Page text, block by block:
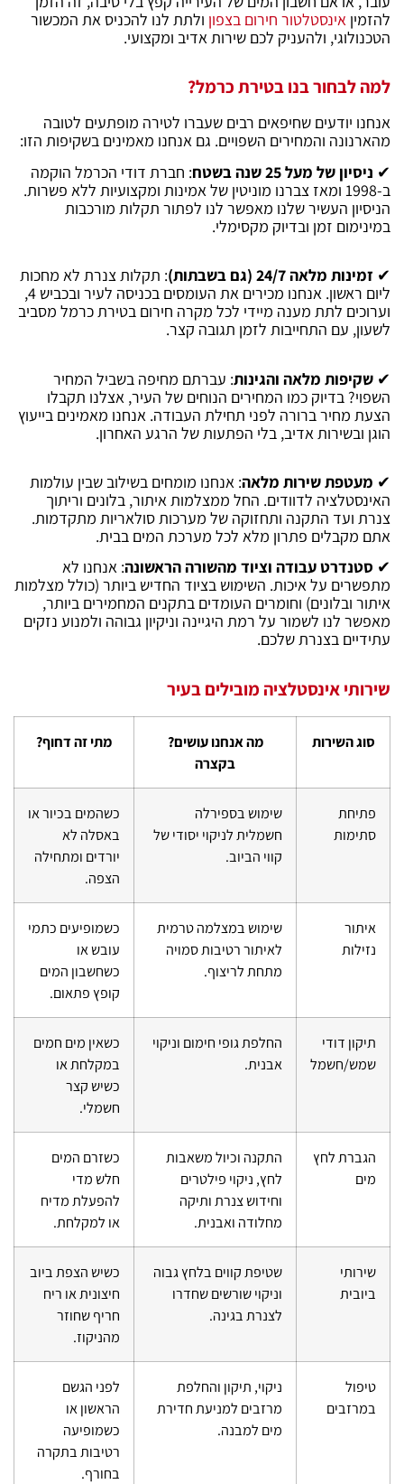
להזמין אינסטלטור חירום בצפון ולתת לנו להכניס את המכשור
הטכנולוגי, ולהעניק לכם שירות אדיב ומקצועי.
למה לבחור בנו בטירת כרמל?
אנחנו יודעים שחיפאים רבים שעברו לטירה מופתעים לטובה
מהארנונה והמחירים השפויים. גם אנחנו מאמינים בשקיפות הזו:
✔ ניסיון של מעל 25 שנה בשטח
: חברת דודי הכרמל הוקמה
ב-1998 ומאז צברנו מוניטין של אמינות ומקצועיות ללא פשרות.
הניסיון העשיר שלנו מאפשר לנו לפתור תקלות מורכבות
במינימום זמן ובדיוק מקסימלי.
✔ זמינות מלאה 24/7 (גם בשבתות)
: תקלות צנרת לא מחכות
ליום ראשון. אנחנו מכירים את העומסים בכניסה לעיר ובכביש 4,
וערוכים לתת מענה מיידי לכל מקרה חירום בטירת כרמל מסביב
לשעון, עם התחייבות לזמן תגובה קצר.
✔ שקיפות מלאה והגינות: עברתם מחיפה בשביל המחיר
השפוי? בדיוק כמו המחירים הנוחים של העיר, אצלנו תקבלו
הצעת מחיר ברורה לפני תחילת העבודה. אנחנו מאמינים בייעוץ
הוגן ובשירות אדיב, בלי הפתעות של הרגע האחרון.
✔ מעטפת שירות מלאה: אנחנו מומחים בשילוב שבין עולמות
האינסטלציה לדוודים. החל ממצלמות איתור, בלונים וריתוך
צנרת ועד התקנה ותחזוקה של מערכות סולאריות מתקדמות.
אתם מקבלים פתרון מלא לכל מערכת המים בבית.
✔ סטנדרט עבודה וציוד מהשורה הראשונה: אנחנו לא
מתפשרים על איכות. השימוש בציוד החדיש ביותר (כולל מצלמות
איתור ובלונים) וחומרים העומדים בתקנים המחמירים ביותר,
מאפשר לנו לשמור על רמת היגיינה וניקיון גבוהה ולמנוע נזקים
עתידיים בצנרת שלכם.
שירותי אינסטלציה מובילים בעיר
סוג השירות
מה אנחנו עושים?
בקצרה
מתי זה דחוף?
פתיחת
סתימות
שימוש בספירלה
חשמלית לניקוי יסודי של
קווי הביוב.
כשהמים בכיור או
באסלה לא
יורדים ומתחילה
הצפה.
איתור
נזילות
שימוש במצלמה טרמית
לאיתור רטיבות סמויה
מתחת לריצוף.
כשמופיעים כתמי
עובש או
כשחשבון המים
קופץ פתאום.
תיקון דודי
שמש/חשמל
החלפת גופי חימום וניקוי
אבנית.
כשאין מים חמים
במקלחת או
כשיש קצר
חשמלי.
הגברת לחץ
מים
התקנה וכיול משאבות
לחץ, ניקוי פילטרים
וחידוש צנרת ותיקה
מחלודה ואבנית.
כשזרם המים
חלש מדי
להפעלת מדיח
או למקלחת.
שירותי
ביובית
שטיפת קווים בלחץ גבוה
וניקוי שורשים שחדרו
לצנרת בגינה.
כשיש הצפת ביוב
חיצונית או ריח
חריף שחוזר
מהניקוז.
טיפול
במרזבים
ניקוי, תיקון והחלפת
מרזבים למניעת חדירת
מים למבנה.
לפני הגשם
הראשון או
כשמופיעה
רטיבות בתקרה
בחורף.